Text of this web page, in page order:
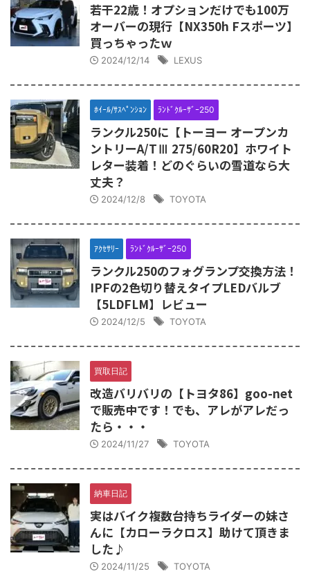
若干22歳！オプションだけでも100万
オーバーの現行【NX350h Fスポーツ】
買っちゃったｗ
2024/12/14 LEXUS
ﾎｲｰﾙ/ｻｽﾍﾟﾝｼｮﾝ ﾗﾝﾄﾞｸﾙｰｻﾞｰ250
ランクル250に【トーヨー オープンカ
ントリーA/TⅢ 275/60R20】ホワイト
レター装着！どのぐらいの雪道なら大
丈夫？
2024/12/8 TOYOTA
ｱｸｾｻﾘｰ ﾗﾝﾄﾞｸﾙｰｻﾞｰ250
ランクル250のフォグランプ交換方法！
IPFの2色切り替えタイプLEDバルブ
【5LDFLM】レビュー
2024/12/5 TOYOTA
買取日記
改造バリバリの【トヨタ86】goo-net
で販売中です！でも、アレがアレだっ
たら・・・
2024/11/27 TOYOTA
納車日記
実はバイク複数台持ちライダーの妹さ
んに【カローラクロス】助けて頂きま
した♪
2024/11/25 TOYOTA